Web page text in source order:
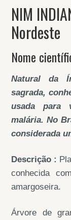
NIM
Nordeste
Nome
Natural da
sagrada,
usada para
malária. No
considerada
Descrição :
conhecida
amargoseira.
Árvore de